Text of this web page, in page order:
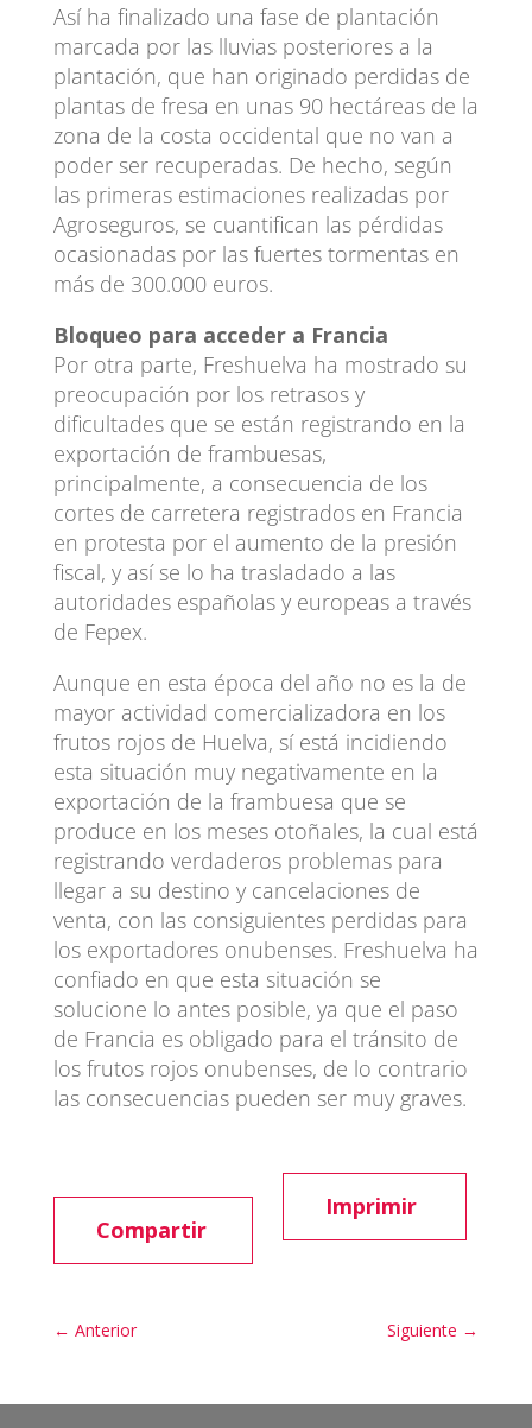
Así ha finalizado una fase de plantación
marcada por las lluvias posteriores a la
plantación, que han originado perdidas de
plantas de fresa en unas 90 hectáreas de la
zona de la costa occidental que no van a
poder ser recuperadas. De hecho, según
las primeras estimaciones realizadas por
Agroseguros, se cuantifican las pérdidas
ocasionadas por las fuertes tormentas en
más de 300.000 euros.
Bloqueo para acceder a Francia
Por otra parte, Freshuelva ha mostrado su
preocupación por los retrasos y
dificultades que se están registrando en la
exportación de frambuesas,
principalmente, a consecuencia de los
cortes de carretera registrados en Francia
en protesta por el aumento de la presión
fiscal, y así se lo ha trasladado a las
autoridades españolas y europeas a través
de Fepex.
Aunque en esta época del año no es la de
mayor actividad comercializadora en los
frutos rojos de Huelva, sí está incidiendo
esta situación muy negativamente en la
exportación de la frambuesa que se
produce en los meses otoñales, la cual está
registrando verdaderos problemas para
llegar a su destino y cancelaciones de
venta, con las consiguientes perdidas para
los exportadores onubenses. Freshuelva ha
confiado en que esta situación se
solucione lo antes posible, ya que el paso
de Francia es obligado para el tránsito de
los frutos rojos onubenses, de lo contrario
las consecuencias pueden ser muy graves.
Compartir
Imprimir
← Anterior Siguiente →